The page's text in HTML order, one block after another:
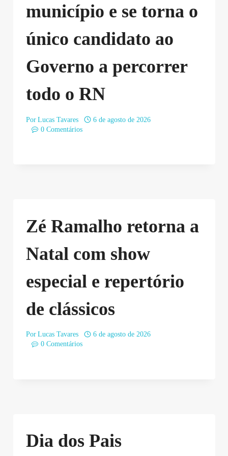
município e se torna o
único candidato ao
Governo a percorrer
todo o RN
Por Lucas Tavares
6 de agosto de 2026
0 Comentários
Zé Ramalho retorna a
Natal com show
especial e repertório
de clássicos
Por Lucas Tavares
6 de agosto de 2026
0 Comentários
Dia dos Pais